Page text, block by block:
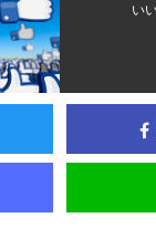
い